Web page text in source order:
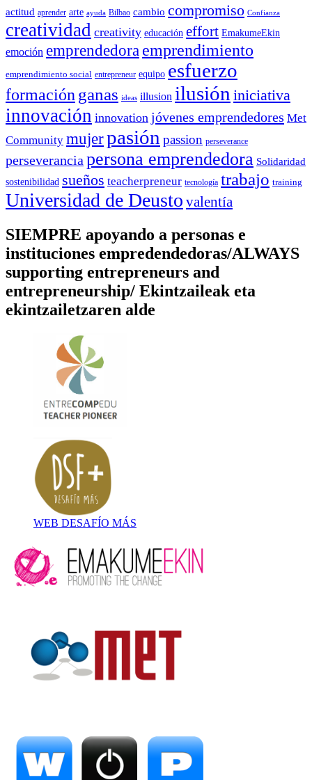
actitud aprender arte ayuda Bilbao cambio compromiso Confianza
creatividad creativity educación effort EmakumeEkin
emoción emprendedora emprendimiento
emprendimiento social entrepreneur equipo esfuerzo
formación ganas ideas illusion ilusión iniciativa
innovación innovation jóvenes emprendedores Met
Community mujerpasión passion perseverance
perseverancia persona emprendedora Solidaridad
sostenibilidad sueños teacherpreneur tecnología trabajo training
Universidad de Deusto valentía
SIEMPRE apoyando a personas e
instituciones empredendedoras/ALWAYS
supporting entrepreneurs and
entrepreneurship/ Ekintzaileak eta
ekintzailetzaren alde
WEB DESAFÍO MÁS